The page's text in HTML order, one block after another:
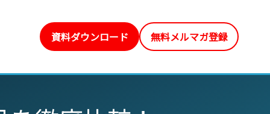
資料ダウンロード 無料メルマガ登録